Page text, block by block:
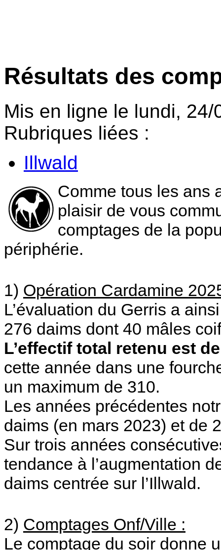
Résultats des
Mis en ligne le lundi,
Rubriques liées :
Illwald
Comme tous les ans
plaisir de vous
comptages de la
périphérie.
1) Opération Cardamine
L’évaluation du Gerris a
276 daims dont 40 mâles
L’effectif total retenu est
cette année dans une
un maximum de 310.
Les années précédentes
daims (en mars 2023) et de
Sur trois années
tendance à l’augmentation
daims centrée sur l’Illwald.
2) Comptages Onf/Ville :
Le comptage du soir donne